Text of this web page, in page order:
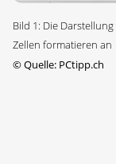
Bild 1: Die
Zellen formatieren an
©Quelle: PCtipp.ch